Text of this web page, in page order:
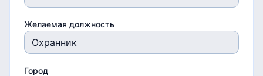
Желаемая должность
Город